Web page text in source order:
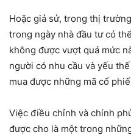
Hoặc giả sử, trong thị
trong ngày nhà đầu tư có
không được vượt quá mức
người có nhu cầu và yếu
mua được những mã cổ
Việc điều chỉnh và chính
được cho là một trong